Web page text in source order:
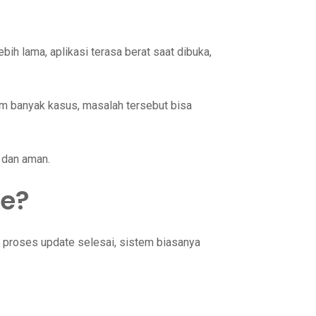
lama, aplikasi terasa berat saat dibuka,
banyak kasus, masalah tersebut bisa
aman.
proses update selesai, sistem biasanya